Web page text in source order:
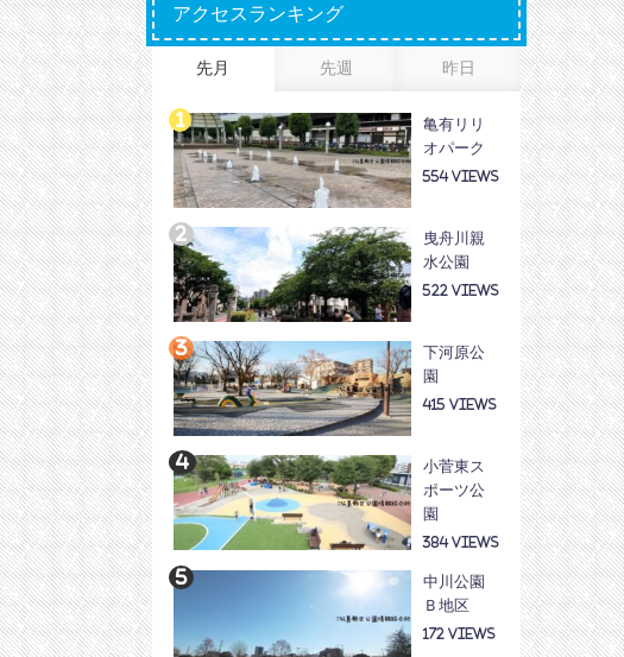
アクセスランキング
先月 先週 昨日
亀有リリ
オパーク
554
曳舟川親
水公園
522
下河原公
園
415
小菅東ス
ポーツ公
園
384
中川公園
Ｂ地区
172